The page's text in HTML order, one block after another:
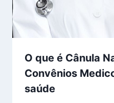
O que é Cânula
Convênios
saúde